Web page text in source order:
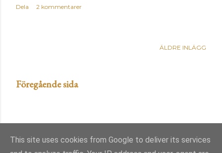
Dela 2 kommentarer
ÄLDRE INLÄGG
Föregående sida
This site uses cookies from Google to deliver its services